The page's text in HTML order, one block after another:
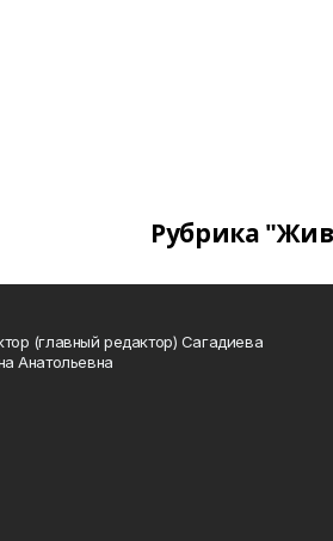
Рубрика
(главный редактор) Сагадиева
Анатольевна